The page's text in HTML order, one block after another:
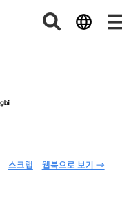
웹북으로 보기 →
스크랩